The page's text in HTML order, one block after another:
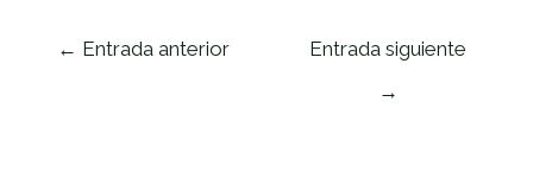
Navegación
← Entrada anterior
Entrada siguiente
→